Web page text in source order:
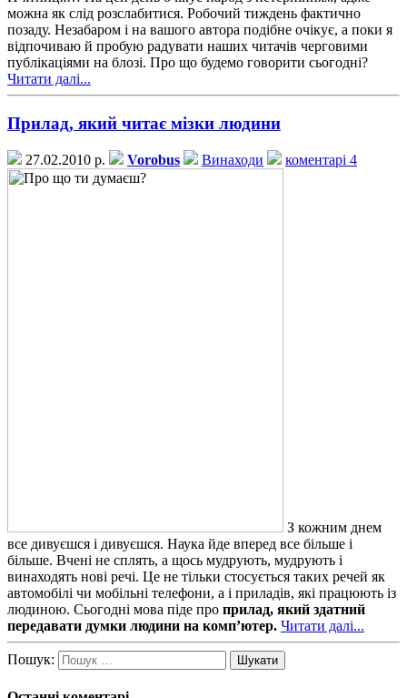
можна як слід розслабитися. Робочий тиждень фактично
позаду. Незабаром і на вашого автора подібне очікує, а поки я
відпочиваю й пробую радувати наших читачів черговими
публікаціями на блозі. Про що будемо говорити сьогодні?
Читати далі...
Прилад, який читає мізки людини
27.02.2010 р. Vorobus Винаходи коментарі 4
З кожним днем
все дивуєшся і дивуєшся. Наука йде вперед все більше і
більше. Вчені не сплять, а щось мудрують, мудрують і
винаходять нові речі. Це не тільки стосується таких речей як
автомобілі чи мобільні телефони, а і приладів, які працюють із
людиною. Сьогодні мова піде про прилад, який здатний
передавати думки людини на комп’ютер. Читати далі...
Пошук: